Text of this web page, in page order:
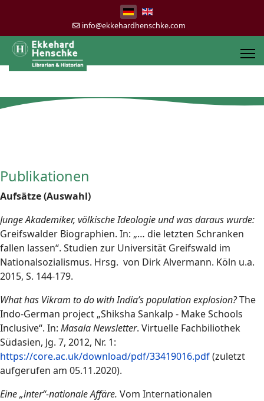
info@ekkehardhenschke.com
Publikationen
Aufsätze (Auswahl)
Junge Akademiker, völkische Ideologie und was daraus wurde:
Greifswalder Biographien. In: „… die letzten Schranken
fallen lassen“. Studien zur Universität Greifswald im
Nationalsozialismus. Hrsg. von Dirk Alvermann. Köln u.a.
2015, S. 144-179.
What has Vikram to do with India’s population explosion?The
Indo-German project „Shiksha Sankalp - Make Schools
Inclusive“. In: Masala Newsletter. Virtuelle Fachbiliothek
Südasien, Jg. 7, 2012, Nr. 1:
https://core.ac.uk/download/pdf/33419016.pdf(zuletzt
aufgerufen am 05.11.2020).
Eine „inter“-nationale Affäre. Vom Internationalen